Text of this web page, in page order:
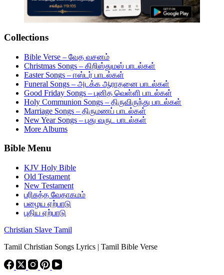
Collections
Bible Verse – வேத வசனம்
Christmas Songs – கிறிஸ்துமஸ் பாடல்கள்
Easter Songs – ஈஸ்டர் பாடல்கள்
Funeral Songs – அடக்க ஆராதனை பாடல்கள்
Good Friday Songs – புனித வெள்ளி பாடல்கள்
Holy Communion Songs – திருவிருந்து பாடல்கள்
Marriage Songs – திருமணப் பாடல்கள்
New Year Songs – புது வருட பாடல்கள்
More Albums
Bible Menu
KJV Holy Bible
Old Testament
New Testament
பரிசுத்த வேதாகமம்
பழைய ஏற்பாடு
புதிய ஏற்பாடு
Christian Slave Tamil
Tamil Christian Songs Lyrics | Tamil Bible Verse